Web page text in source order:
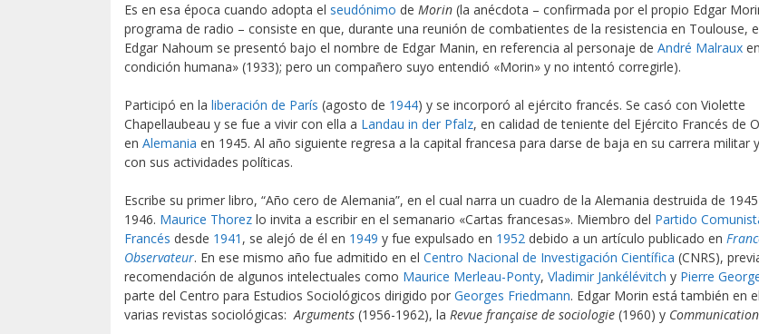
Es en esa época cuando adopta el seudónimo de Morin (la anécdota – confirmada por el propio Edgar
programa de radio​ – consiste en que, durante una reunión de combatientes de la resistencia en Toulouse,
Edgar Nahoum se presentó bajo el nombre de Edgar Manin, en referencia al personaje de André Malraux
condición humana» (1933); pero un compañero suyo entendió «Morin» y no intentó corregirle).
Participó en la liberación de París (agosto de 1944) y se incorporó al ejército francés. Se casó con Violette
Chapellaubeau y se fue a vivir con ella a Landau in der Pfalz, en calidad de teniente del Ejército Francés de
en Alemania en 1945. Al año siguiente regresa a la capital francesa para darse de baja en su carrera militar
con sus actividades políticas.
Escribe su primer libro, “Año cero de Alemania”, en el cual narra un cuadro de la Alemania destruida de
1946. Maurice Thorez lo invita a escribir en el semanario «Cartas francesas». Miembro del Partido
Francés desde 1941 , se alejó de él en 1949 y fue expulsado en 1952 debido a un artículo publicado en
Observateur. En ese mismo año fue admitido en el Centro Nacional de Investigación Científica (CNRS),
recomendación de algunos intelectuales como Maurice Merleau-Ponty, Vladimir Jankélévitch y Pierre
parte del Centro para Estudios Sociológicos dirigido por Georges Friedmann. Edgar Morin está también en
varias revistas sociológicas:Arguments (1956-1962), la Revue française de sociologie (1960) y